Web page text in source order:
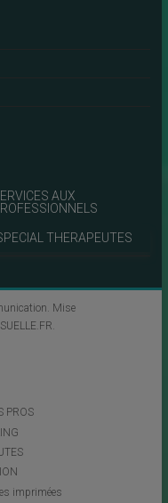
AUX
THERAPEUTES
. Mise
.
PROS
imprimées